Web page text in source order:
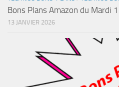
Bons Plans Amazon du Mardi
13 JANVIER 2026